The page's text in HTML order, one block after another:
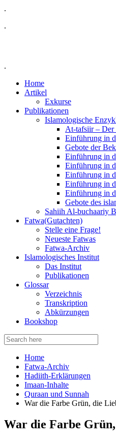
.
.
.
Home
Artikel
Exkurse
Publikationen
Islamologische
At-tafsiir – Der
Einführung in
Gebote der
Einführung in
Einführung in
Einführung in
Einführung in
Einführung in
Gebote des
Sahiih Al-buchaariy
Fatwa(Gutachten)
Stelle eine Frage!
Neueste Fatwas
Fatwa-Archiv
Islamologisches Institut
Das Institut
Publikationen
Glossar
Verzeichnis
Transkription
Abkürzungen
Bookshop
Search
for:
Home
Fatwa-Archiv
Hadiith-Erklärungen
Imaan-Inhalte
Quraan und Sunnah
War die Farbe Grün, die
War die Farbe